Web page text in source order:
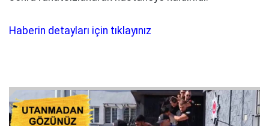
Haberin detayları için tıklayınız